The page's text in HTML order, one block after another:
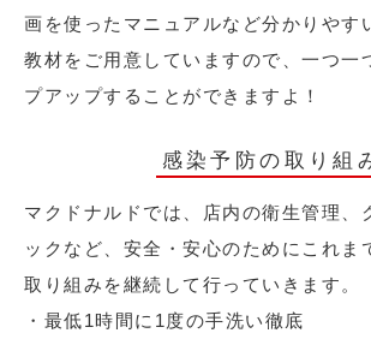
画を使ったマニュアルなど分かりやす
教材をご用意していますので、一つ一
プアップすることができますよ！
感染予防の取り組
マクドナルドでは、店内の衛生管理、
ックなど、安全・安心のためにこれま
取り組みを継続して行っていきます。
・最低1時間に1度の手洗い徹底